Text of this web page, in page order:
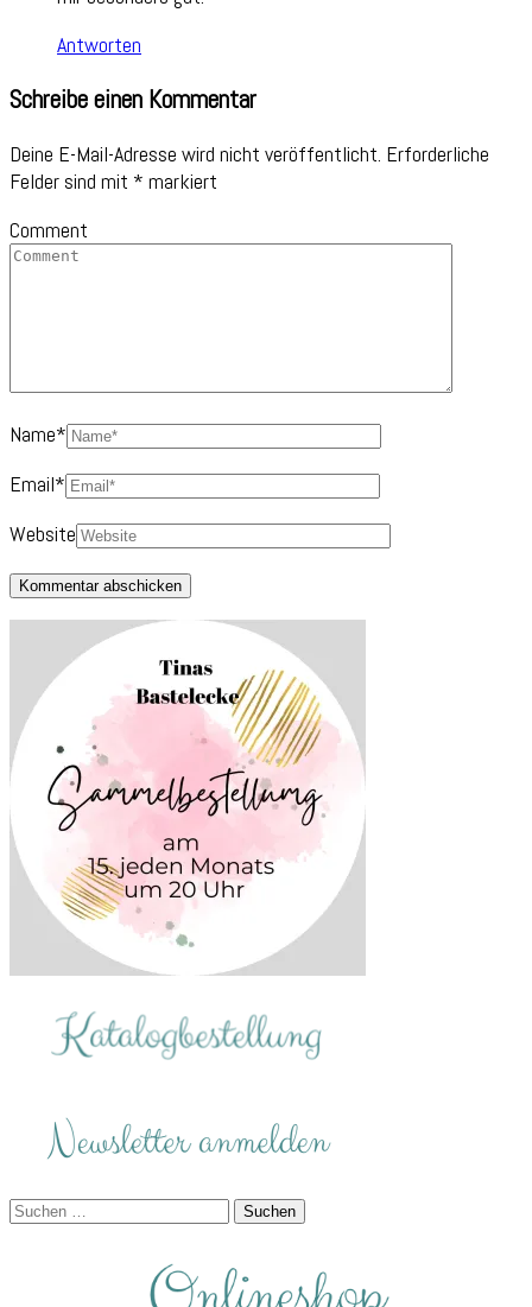
Antworten
Schreibe einen Kommentar
Deine E-Mail-Adresse wird nicht veröffentlicht. Erforderliche
Felder sind mit * markiert
Comment
Name*
Email*
Website
Suchen